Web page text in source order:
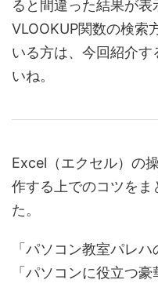
ると間違った結果が表
VLOOKUP関数の検索
いる方は、今回紹介す
いね。
Excel（エクセル）の
作する上でのコツをま
た。
「パソコン教室パレ
「パソコンに役立つ